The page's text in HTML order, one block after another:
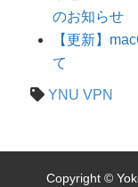
のお知らせ
【更新】
て
YNU VPN
Copyright ©